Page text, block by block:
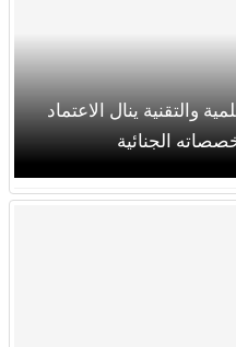
والتقنية ينال الاعتماد
الجنائية